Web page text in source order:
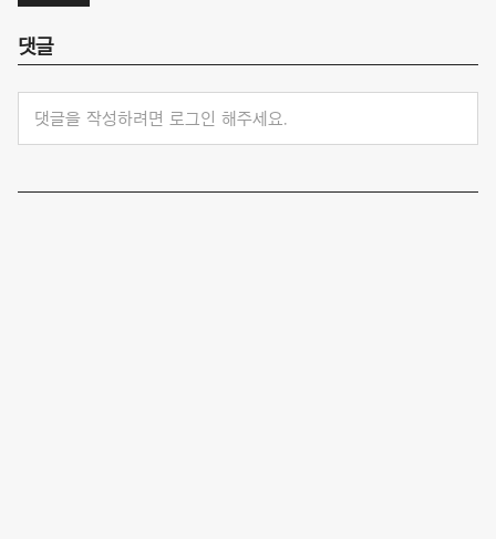
댓글
댓글을 작성하려면 로그인 해주세요.